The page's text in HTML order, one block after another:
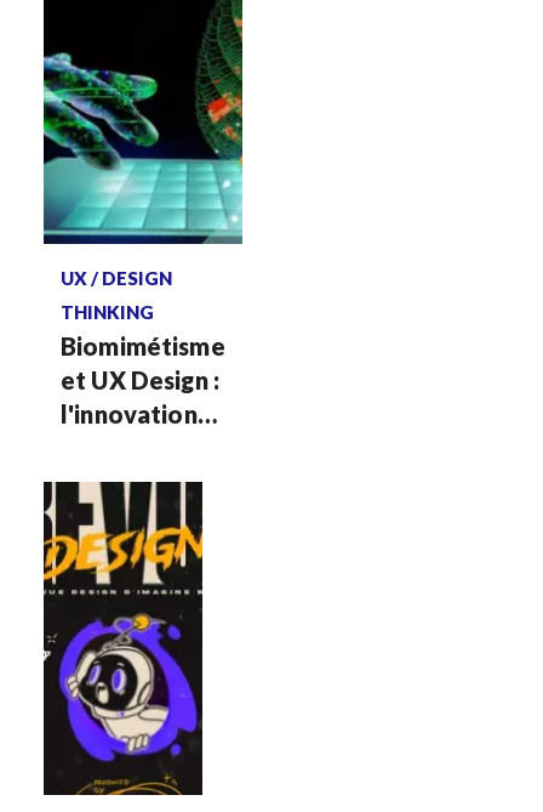
Biomimétisme
et UX Design :
l'innovation
UX / DESIGN
THINKING